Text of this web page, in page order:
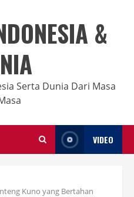
&
Serta Dunia Dari Masa
VIDEO
Kuno yang Bertahan